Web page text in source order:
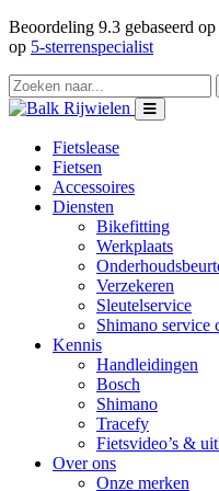
Beoordeling 9.3 gebaseerd op
op 5-sterrenspecialist
Fietslease
Fietsen
Accessoires
Diensten
Bikefitting
Werkplaats
Verzekeren
Sleutelservice
Shimano service
Kennis
Handleidingen
Bosch
Shimano
Tracefy
Fietsvideo’s &
Over ons
Onze merken